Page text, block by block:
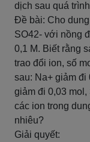
dịch sau quá
Đề bài: Cho
SO42- với nồng
0,1 M. Biết rằng
trao đổi ion, số
sau: Na+ giảm đi
giảm đi 0,03 mol,
các ion trong
nhiêu?
Giải quyết: